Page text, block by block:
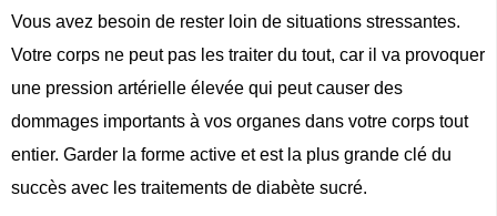
Vous avez besoin de rester loin de situations stressantes.
Votre corps ne peut pas les traiter du tout, car il va provoquer
une pression artérielle élevée qui peut causer des
dommages importants à vos organes dans votre corps tout
entier. Garder la forme active et est la plus grande clé du
succès avec les traitements de diabète sucré.